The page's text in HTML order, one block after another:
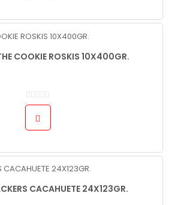
COOKIE ROSKIS 10X400GR.
CACAHUETE 24X123GR.